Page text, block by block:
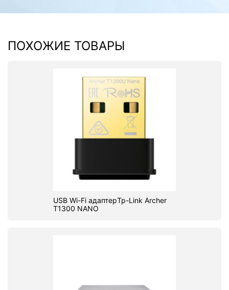
ПОХОЖИЕ ТОВАРЫ
USB Wi-Fi адаптерTp-Link Archer
T1300 NANO